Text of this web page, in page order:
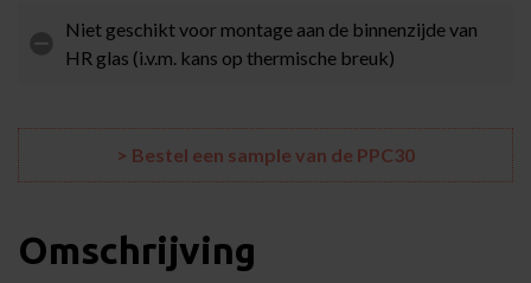
Niet geschikt voor montage aan de binnenzijde van
HR glas (i.v.m. kans op thermische breuk)
> Bestel een sample van de PPC30
Omschrijving